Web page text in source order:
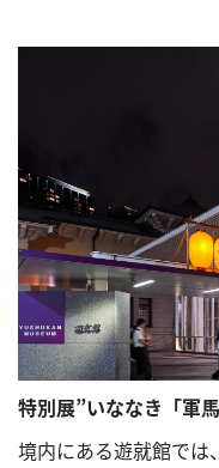
特別展”いななき「軍
境内にある遊就館では